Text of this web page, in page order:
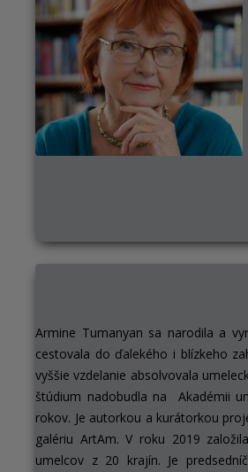
Armine Tumanyan sa narodila a
cestovala do ďalekého i blízkeho
vyššie vzdelanie absolvovala
štúdium nadobudla na Akadémii
rokov. Je autorkou a kurátorkou
galériu ArtAm. V roku 2019
umelcov z 20 krajín. Je